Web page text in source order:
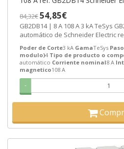
84,32€54,85€
GB2DB14 | 8 A 108 A 3 kA TeSys GB2 TeSys 4 Interruptor
automático de Schneider Electric
Poder de Corte3 kA GamaTeSys
modulo)4 Tipo de producto o
automático Corriente nominal8 A
magnetico108 A
-